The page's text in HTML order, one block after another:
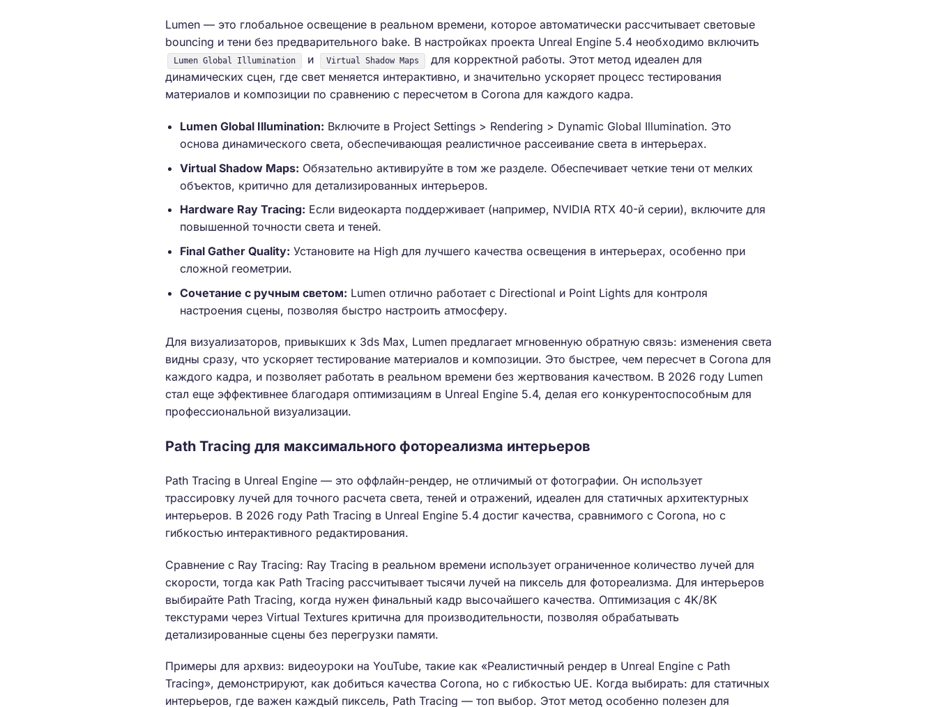
Lumen — это глобальное освещение в реальном времени, которое автоматически рассчитывает световые
bouncing и тени без предварительного bake. В настройках проекта Unreal Engine 5.4 необходимо включить
Lumen Global Illumination и Virtual Shadow Maps
для корректной работы. Этот метод идеален для
динамических сцен, где свет меняется интерактивно, и значительно ускоряет процесс тестирования
материалов и композиции по сравнению с пересчетом в Corona для каждого кадра.
Lumen Global Illumination: Включите в Project Settings > Rendering > Dynamic Global Illumination. Это
основа динамического света, обеспечивающая реалистичное рассеивание света в интерьерах.
Virtual Shadow Maps: Обязательно активируйте в том же разделе. Обеспечивает четкие тени от мелких
объектов, критично для детализированных интерьеров.
Hardware Ray Tracing: Если видеокарта поддерживает (например, NVIDIA RTX 40-й серии), включите для
повышенной точности света и теней.
Final Gather Quality: Установите на High для лучшего качества освещения в интерьерах, особенно при
сложной геометрии.
Сочетание с ручным светом: Lumen отлично работает с Directional и Point Lights для контроля
настроения сцены, позволяя быстро настроить атмосферу.
Для визуализаторов, привыкших к 3ds Max, Lumen предлагает мгновенную обратную связь: изменения света
видны сразу, что ускоряет тестирование материалов и композиции. Это быстрее, чем пересчет в Corona для
каждого кадра, и позволяет работать в реальном времени без жертвования качеством. В 2026 году Lumen
стал еще эффективнее благодаря оптимизациям в Unreal Engine 5.4, делая его конкурентоспособным для
профессиональной визуализации.
Path Tracing для максимального фотореализма интерьеров
Path Tracing в Unreal Engine — это оффлайн-рендер, не отличимый от фотографии. Он использует
трассировку лучей для точного расчета света, теней и отражений, идеален для статичных архитектурных
интерьеров. В 2026 году Path Tracing в Unreal Engine 5.4 достиг качества, сравнимого с Corona, но с
гибкостью интерактивного редактирования.
Сравнение с Ray Tracing: Ray Tracing в реальном времени использует ограниченное количество лучей для
скорости, тогда как Path Tracing рассчитывает тысячи лучей на пиксель для фотореализма. Для интерьеров
выбирайте Path Tracing, когда нужен финальный кадр высочайшего качества. Оптимизация с 4K/8K
текстурами через Virtual Textures критична для производительности, позволяя обрабатывать
детализированные сцены без перегрузки памяти.
Примеры для архвиз: видеоуроки на YouTube, такие как «Реалистичный рендер в Unreal Engine c Path
Tracing», демонстрируют, как добиться качества Corona, но с гибкостью UE. Когда выбирать: для статичных
интерьеров, где важен каждый пиксель, Path Tracing — топ выбор. Этот метод особенно полезен для